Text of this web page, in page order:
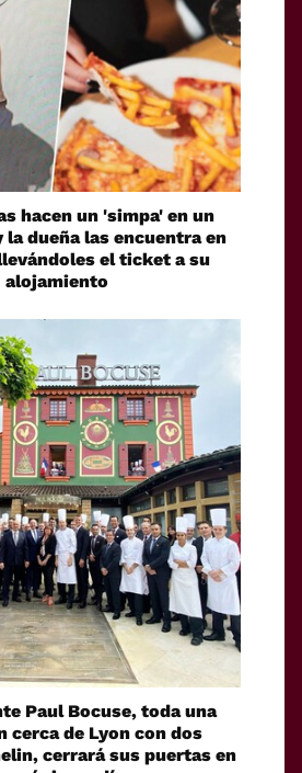
hacen un 'simpa' en un
dueña las encuentra en
el ticket a su
alojamiento
Paul Bocuse, toda una
de Lyon con dos
cerrará sus puertas en